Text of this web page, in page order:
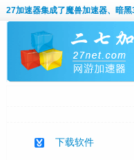
27加速器集成了魔兽加速器、暗
下载软件